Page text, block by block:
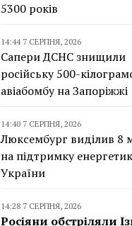
5300 років
14:44 7 СЕРПНЯ, 2026
Сапери ДСНС знищили
російську 500-
авіабомбу на Запоріжжі
14:40 7 СЕРПНЯ, 2026
Люксембург виділив 8
на підтримку
України
14:28 7 СЕРПНЯ, 2026
Росіяни обстріляли